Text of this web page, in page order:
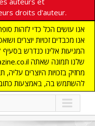
droits d'auteur.
אנו עושים הכל כדי לזהות
אנו מכבדים זכויות יוצרים
מחזיק בזכויות היוצרים
להשתמש בה, באמצעות